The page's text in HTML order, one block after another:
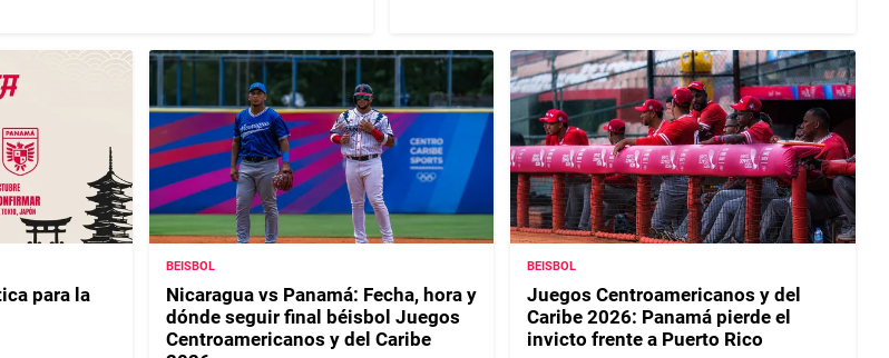
para la
BEISBOL
Nicaragua vs Panamá: Fecha, hora y
dónde seguir final béisbol Juegos
Centroamericanos y del Caribe
BEISBOL
Juegos Centroamericanos y del
Caribe 2026: Panamá pierde el
invicto frente a Puerto Rico